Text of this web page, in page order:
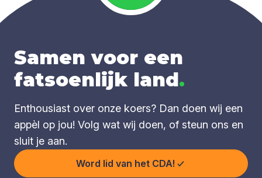
Samen voor een
fatsoenlijk land.
Enthousiast over onze koers? Dan doen wij een
appèl op jou! Volg wat wij doen, of steun ons en
sluit je aan.
Word lid van het CDA!